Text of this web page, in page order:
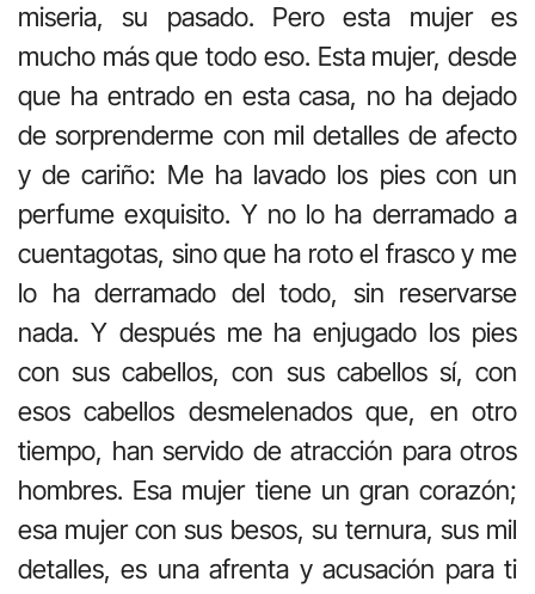
miseria, su pasado. Pero esta mujer es
mucho más que todo eso. Esta mujer, desde
que ha entrado en esta casa, no ha dejado
de sorprenderme con mil detalles de afecto
y de cariño: Me ha lavado los pies con un
perfume exquisito. Y no lo ha derramado a
cuentagotas, sino que ha roto el frasco y me
lo ha derramado del todo, sin reservarse
nada. Y después me ha enjugado los pies
con sus cabellos, con sus cabellos sí, con
esos cabellos desmelenados que, en otro
tiempo, han servido de atracción para otros
hombres. Esa mujer tiene un gran corazón;
esa mujer con sus besos, su ternura, sus mil
detalles, es una afrenta y acusación para ti